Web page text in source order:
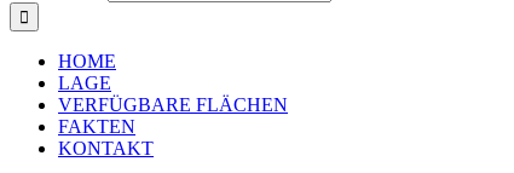
HOME
LAGE
VERFÜGBARE FLÄCHEN
FAKTEN
KONTAKT